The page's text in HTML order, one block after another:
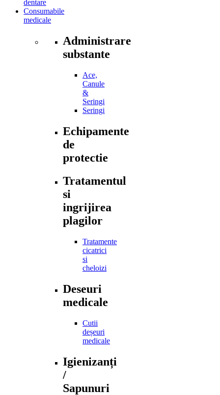
dentare
Consumabile
medicale
Administrare
substante
Ace,
Canule
&
Seringi
Seringi
Echipamente
de
protectie
Tratamentul
si
ingrijirea
plagilor
Tratamente
cicatrici
si
cheloizi
Deseuri
medicale
Cutii
deșeuri
medicale
Igienizanți
/
Sapunuri